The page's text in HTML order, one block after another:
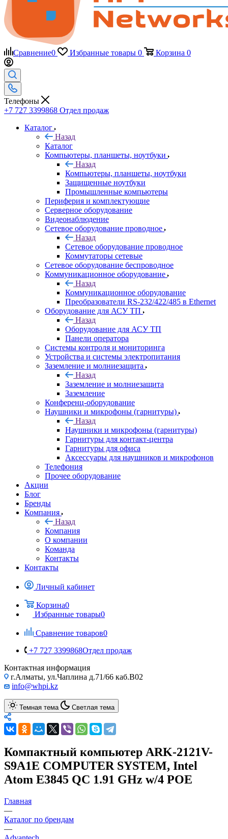
Сравнение0 Избранные товары 0 Корзина 0
Телефоны
+7 727 3399868 Отдел продаж
Каталог
Назад
Каталог
Компьютеры, планшеты, ноутбуки
Назад
Компьютеры, планшеты, ноутбуки
Защищенные ноутбуки
Промышленные компьютеры
Периферия и комплектующие
Серверное оборудование
Видеонаблюдение
Сетевое оборудование проводное
Назад
Сетевое оборудование проводное
Коммутаторы сетевые
Сетевое оборудование беспроводное
Коммуникационное оборудование
Назад
Коммуникационное оборудование
Преобразователи RS-232/422/485 в Ethernet
Оборудование для АСУ ТП
Назад
Оборудование для АСУ ТП
Панели оператора
Системы контроля и мониторинга
Устройства и системы электропитания
Заземление и молниезащита
Назад
Заземление и молниезащита
Заземление
Конференц-оборудование
Наушники и микрофоны (гарнитуры)
Назад
Наушники и микрофоны (гарнитуры)
Гарнитуры для контакт-центра
Гарнитуры для офиса
Аксессуары для наушников и микрофонов
Телефония
Прочее оборудование
Акции
Блог
Бренды
Компания
Назад
Компания
О компании
Команда
Контакты
Контакты
Личный кабинет
Корзина0
Избранные товары0
Сравнение товаров0
+7 727 3399868Отдел продаж
Контактная информация
г.Алматы, ул.Чаплина д.71/66 каб.B02
info@whpi.kz
Темная тема Светлая тема
Компактный компьютер ARK-2121V-
S9A1E COMPUTER SYSTEM, Intel
Atom E3845 QC 1.91 GHz w/4 POE
Главная
—
Каталог по брендам
—